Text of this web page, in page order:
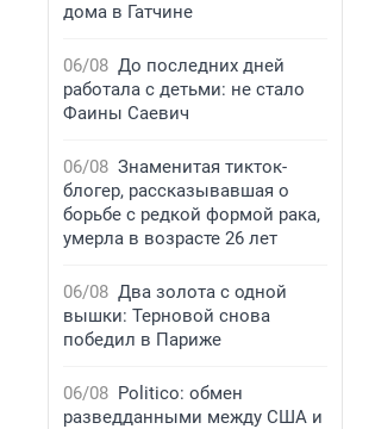
дома в Гатчине
06/08 До последних дней
работала с детьми: не стало
Фаины Саевич
06/08 Знаменитая тикток-
блогер, рассказывавшая о
борьбе с редкой формой рака,
умерла в возрасте 26 лет
06/08 Два золота с одной
вышки: Терновой снова
победил в Париже
06/08 Politico: обмен
разведданными между США и